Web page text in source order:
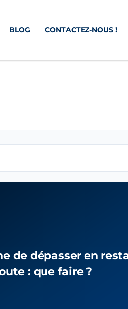
BLOG CONTACTEZ-NOUS !
de dépasser en
: que faire ?